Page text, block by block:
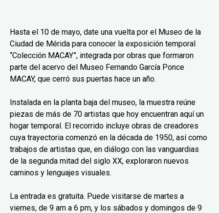
Hasta el 10 de mayo, date una vuelta por el Museo de la
Ciudad de Mérida para conocer la exposición temporal
“Colección MACAY”, integrada por obras que formaron
parte del acervo del Museo Fernando García Ponce
MACAY, que cerró sus puertas hace un año.
Instalada en la planta baja del museo, la muestra reúne
piezas de más de 70 artistas que hoy encuentran aquí un
hogar temporal. El recorrido incluye obras de creadores
cuya trayectoria comenzó en la década de 1950, así como
trabajos de artistas que, en diálogo con las vanguardias
de la segunda mitad del siglo XX, exploraron nuevos
caminos y lenguajes visuales.
La entrada es gratuita. Puede visitarse de martes a
viernes, de 9 am a 6 pm, y los sábados y domingos de 9